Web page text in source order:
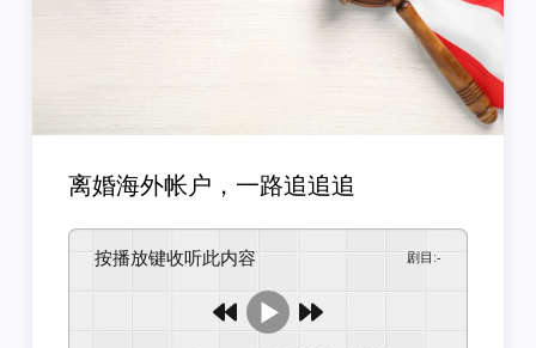
离婚海外帐户，一路追追追
按播放键收听此内容 剧目 :-